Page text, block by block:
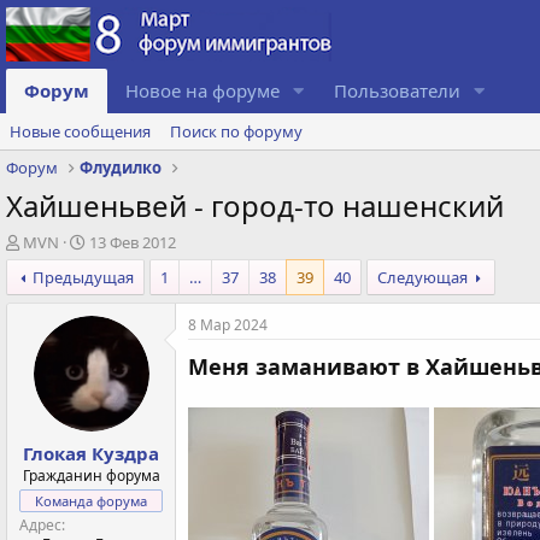
Форум Новое на форуме Пользователи
Новые сообщения
Поиск по форуму
Форум
Флудилко
Хайшеньвей - город-то нашенский
А
в
т
MVN
Д
а
т
о
з
д
а
н
и
я
13 Фев 2012
Предыдущая
1 … 37 38 39 40 Следующая
Глокая Куздра
Гражданин форума
Команда форума
Адрес
8 Мар 2024
Меня заманивают в